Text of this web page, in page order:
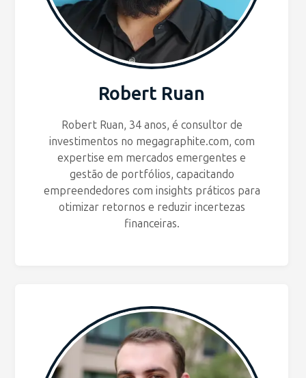
Robert Ruan
Robert Ruan, 34 anos, é consultor de
investimentos no megagraphite.com, com
expertise em mercados emergentes e
gestão de portfólios, capacitando
empreendedores com insights práticos para
otimizar retornos e reduzir incertezas
financeiras.